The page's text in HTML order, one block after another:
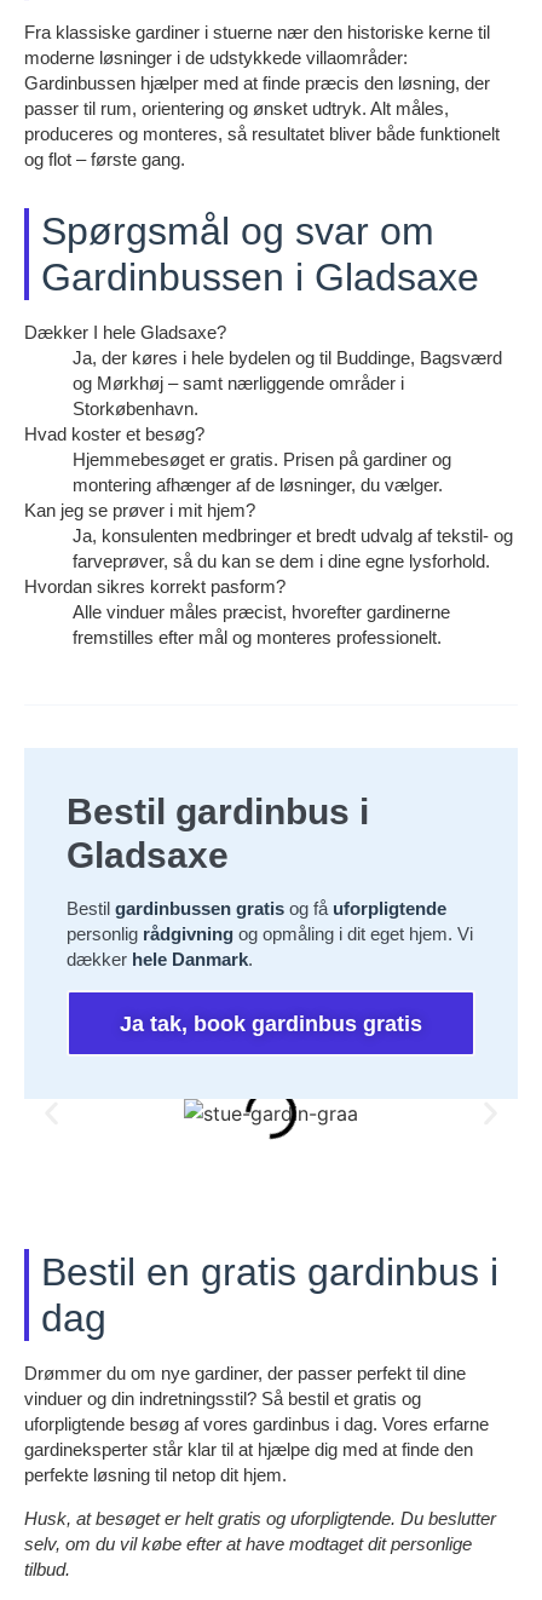
Fra klassiske gardiner i stuerne nær den historiske kerne til
moderne løsninger i de udstykkede villaområder:
Gardinbussen hjælper med at finde præcis den løsning, der
passer til rum, orientering og ønsket udtryk. Alt måles,
produceres og monteres, så resultatet bliver både funktionelt
og flot – første gang.
Spørgsmål og svar om
Gardinbussen i Gladsaxe
Dækker I hele Gladsaxe?
Ja, der køres i hele bydelen og til Buddinge, Bagsværd
og Mørkhøj – samt nærliggende områder i
Storkøbenhavn.
Hvad koster et besøg?
Hjemmebesøget er gratis. Prisen på gardiner og
montering afhænger af de løsninger, du vælger.
Kan jeg se prøver i mit hjem?
Ja, konsulenten medbringer et bredt udvalg af tekstil- og
farveprøver, så du kan se dem i dine egne lysforhold.
Hvordan sikres korrekt pasform?
Alle vinduer måles præcist, hvorefter gardinerne
fremstilles efter mål og monteres professionelt.
Bestil gardinbus i
Gladsaxe
Bestil gardinbussen gratis og få uforpligtende
personlig rådgivning og opmåling i dit eget hjem. Vi
dækker hele Danmark.
Ja tak, book gardinbus gratis
Bestil en gratis gardinbus i
dag
Drømmer du om nye gardiner, der passer perfekt til dine
vinduer og din indretningsstil? Så bestil et gratis og
uforpligtende besøg af vores gardinbus i dag. Vores erfarne
gardineksperter står klar til at hjælpe dig med at finde den
perfekte løsning til netop dit hjem.
Husk, at besøget er helt gratis og uforpligtende. Du beslutter
selv, om du vil købe efter at have modtaget dit personlige
tilbud.